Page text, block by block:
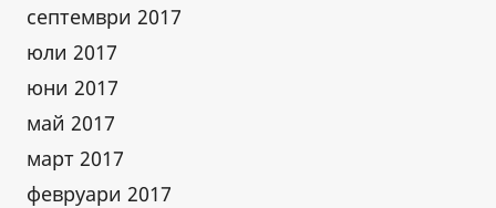
септември 2017
юли 2017
юни 2017
май 2017
март 2017
февруари 2017